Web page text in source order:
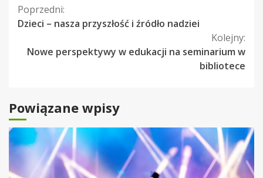
Kontynuuj
czytanie
Poprzedni:
Dzieci – nasza przyszłość i źródło nadziei
Kolejny:
Nowe perspektywy w edukacji na seminarium w
bibliotece
Powiązane wpisy